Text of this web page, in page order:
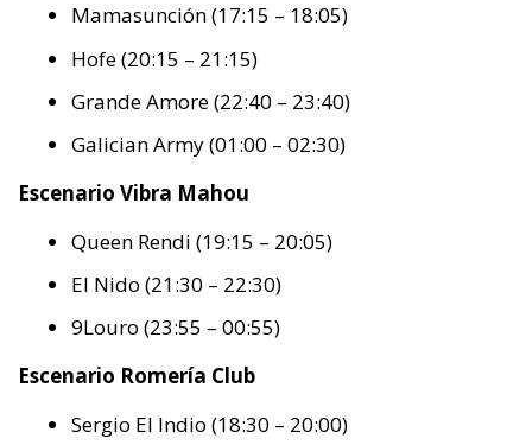
Mamasunción (17:15 – 18:05)
Hofe (20:15 – 21:15)
Grande Amore (22:40 – 23:40)
Galician Army (01:00 – 02:30)
Escenario Vibra Mahou
Queen Rendi (19:15 – 20:05)
El Nido (21:30 – 22:30)
9Louro (23:55 – 00:55)
Escenario Romería Club
Sergio El Indio (18:30 – 20:00)